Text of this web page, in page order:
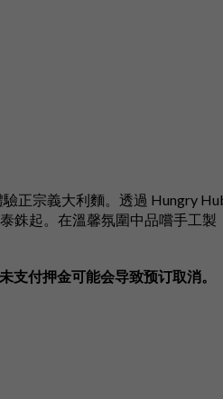
驗正宗義大利麵。透過 Hungry
銖起。在溫馨氛圍中品嚐手工製
支付押金可能会导致预订取消。